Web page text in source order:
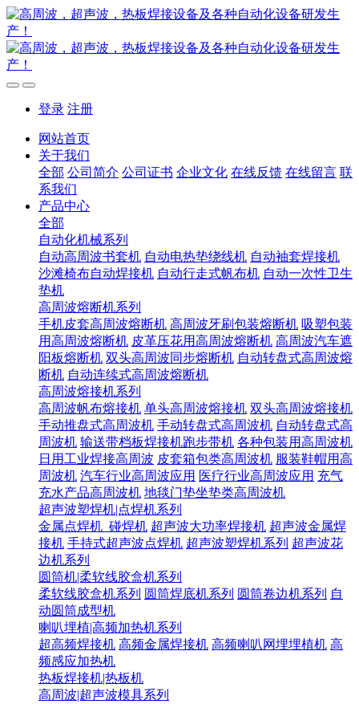
登录 注册
网站首页
关于我们
全部 公司简介 公司证书 企业文化 在线反馈 在线留言 联
系我们
产品中心
全部
自动化机械系列
自动高周波书套机 自动电热垫绕线机 自动袖套焊接机
沙滩椅布自动焊接机 自动行走式帆布机 自动一次性卫生
垫机
高周波熔断机系列
手机皮套高周波熔断机 高周波牙刷包装熔断机 吸塑包装
用高周波熔断机 皮革压花用高周波熔断机 高周波汽车遮
阳板熔断机 双头高周波同步熔断机 自动转盘式高周波熔
断机 自动连续式高周波熔断机
高周波熔接机系列
高周波帆布熔接机 单头高周波熔接机 双头高周波熔接机
手动推盘式高周波机 手动转盘式高周波机 自动转盘式高
周波机 输送带档板焊接机跑步带机 各种包装用高周波机
日用工业焊接高周波 皮套箱包类高周波机 服装鞋帽用高
周波机 汽车行业高周波应用 医疗行业高周波应用 充气
充水产品高周波机 地毯门垫坐垫类高周波机
超声波塑焊机|点焊机系列
金属点焊机_碰焊机 超声波大功率焊接机 超声波金属焊
接机 手持式超声波点焊机 超声波塑焊机系列 超声波花
边机系列
圆筒机|柔软线胶盒机系列
柔软线胶盒机系列 圆筒焊底机系列 圆筒卷边机系列 自
动圆筒成型机
喇叭埋植|高频加热机系列
超高频焊接机 高频金属焊接机 高频喇叭网埋埋植机 高
频感应加热机
热板焊接机|热板机
高周波|超声波模具系列